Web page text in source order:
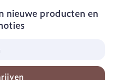
nieuwe producten en